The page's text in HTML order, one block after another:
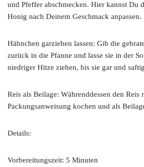
und Pfeffer abschmecken. Hier kannst Du
Honig nach Deinem Geschmack anpassen.
Hähnchen garziehen lassen: Gib die
zurück in die Pfanne und lasse sie in der
niedriger Hitze ziehen, bis sie gar und
Reis als Beilage: Währenddessen den Reis
Packungsanweisung kochen und als
Details:
Vorbereitungszeit: 5 Minuten